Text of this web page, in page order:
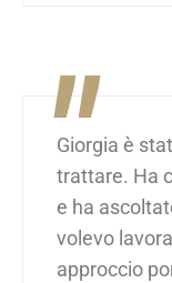
Giorgia è
trattare. Ha
e ha
volevo
approccio
"